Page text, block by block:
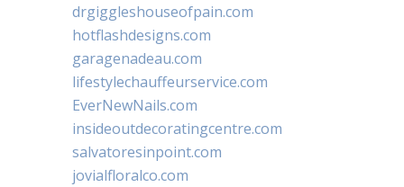
drgiggleshouseofpain.com
hotflashdesigns.com
garagenadeau.com
lifestylechauffeurservice.com
EverNewNails.com
insideoutdecoratingcentre.com
salvatoresinpoint.com
jovialfloralco.com